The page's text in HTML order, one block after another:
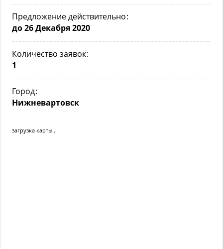
Предложение действительно
до 26 Декабря 2020
Количество заявок
1
Город
Нижневартовск
загрузка карты...